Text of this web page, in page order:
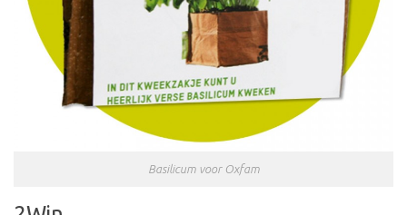
Basilicum voor Oxfam